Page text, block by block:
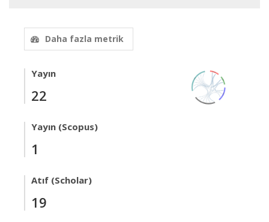
Daha fazla metrik
Yayın
22
Yayın (Scopus)
1
Atıf (Scholar)
19